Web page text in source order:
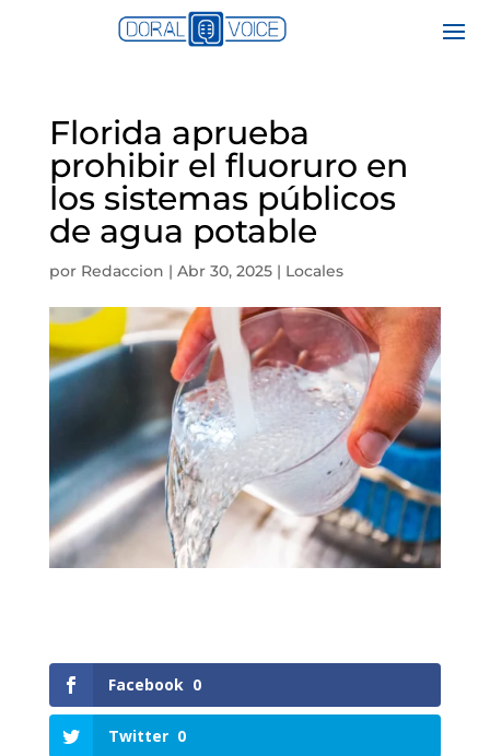
Florida aprueba
prohibir el fluoruro en
los sistemas públicos
de agua potable
por Redaccion | Abr 30, 2025| Locales
Facebook 0
Twitter 0